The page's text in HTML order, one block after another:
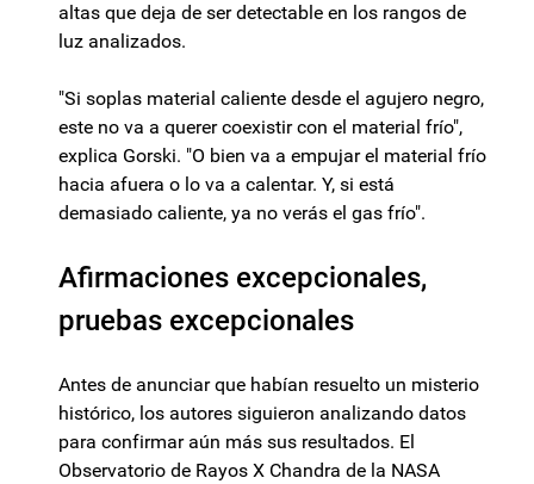
altas que deja de ser detectable en los rangos de
luz analizados.
"Si soplas material caliente desde el agujero negro,
este no va a querer coexistir con el material frío",
explica Gorski. "O bien va a empujar el material frío
hacia afuera o lo va a calentar. Y, si está
demasiado caliente, ya no verás el gas frío".
Afirmaciones excepcionales,
pruebas excepcionales
Antes de anunciar que habían resuelto un misterio
histórico, los autores siguieron analizando datos
para confirmar aún más sus resultados. El
Observatorio de Rayos X Chandra de la NASA